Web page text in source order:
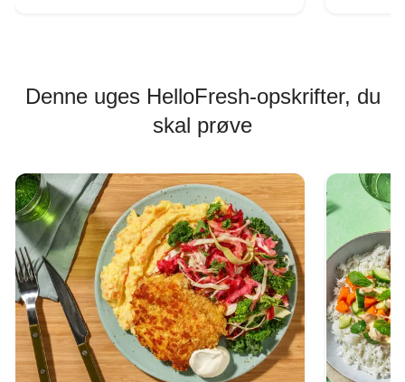
Denne uges HelloFresh-opskrifter, du
skal prøve